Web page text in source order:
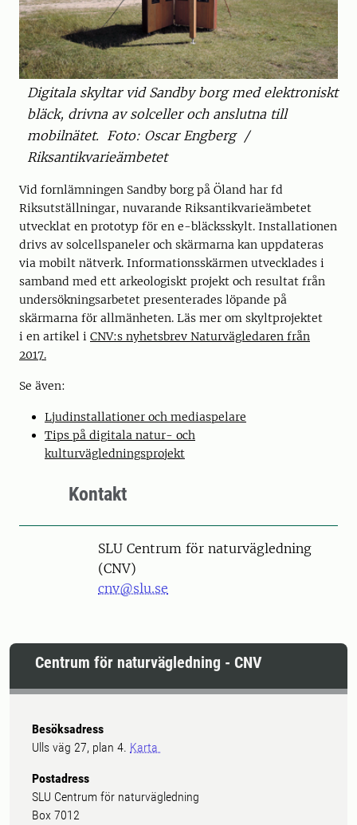
Digitala skyltar vid Sandby borg med elektroniskt
bläck, drivna av solceller och anslutna till
mobilnätet. Foto: Oscar Engberg /
Riksantikvarieämbetet
Vid fornlämningen Sandby borg på Öland har fd
Riksutställningar, nuvarande Riksantikvarieämbetet
utvecklat en prototyp för en e-bläcksskylt. Installationen
drivs av solcellspaneler och skärmarna kan uppdateras
via mobilt nätverk. Informationsskärmen utvecklades i
samband med ett arkeologiskt projekt och resultat från
undersökningsarbetet presenterades löpande på
skärmarna för allmänheten. Läs mer om skyltprojektet
i en artikel i CNV:s nyhetsbrev Naturvägledaren från
2017.
Se även:
Ljudinstallationer och mediaspelare
Tips på digitala natur- och
kulturvägledningsprojekt
Kontakt
SLU Centrum för naturvägledning
(CNV)
cnv@slu.se
Centrum för naturvägledning - CNV
Besöksadress
Ulls väg 27, plan 4. Karta
Postadress
SLU Centrum för naturvägledning
Box 7012